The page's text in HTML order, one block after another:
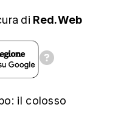
di Red.Web
il colosso